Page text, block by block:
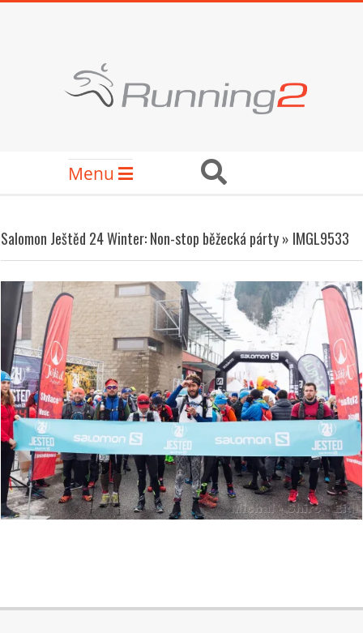
Secondary
Navigation
Menu Search
Salomon Ještěd 24 Winter: Non-stop běžecká párty » IMGL9533